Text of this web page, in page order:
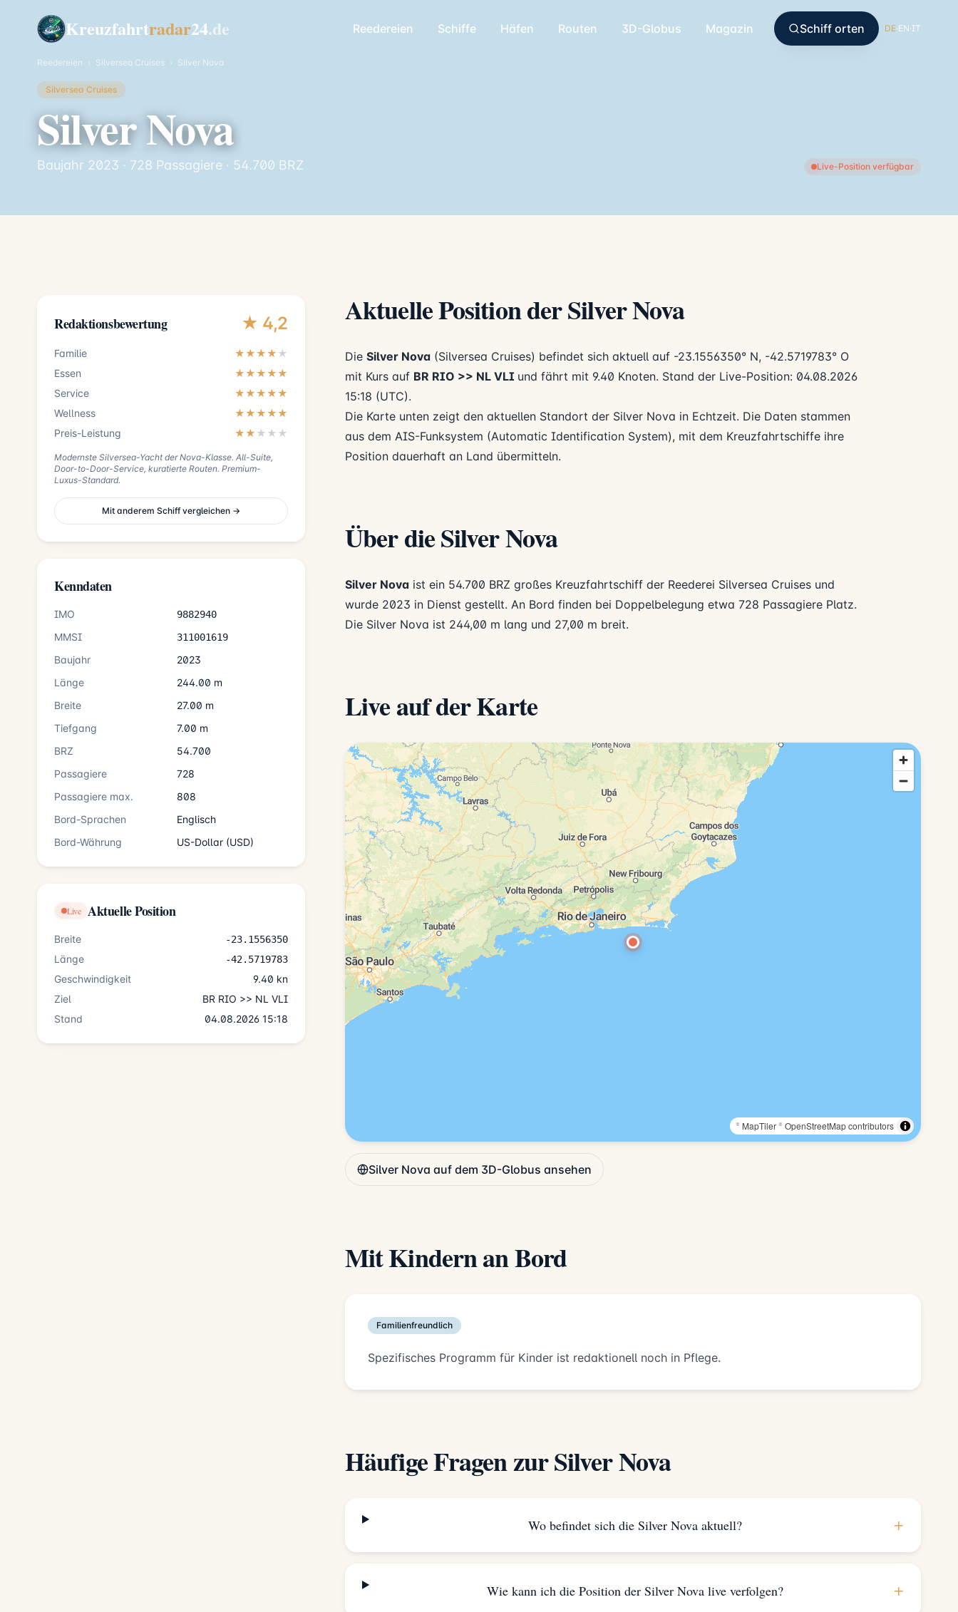
Kreuzfahrtradar24.de Reedereien Schiffe Häfen Routen 3D-Globus Magazin Schiff orten DE·EN·IT
Reedereien › Silversea Cruises › Silver Nova
Silversea Cruises
Silver Nova
Baujahr 2023 · 728 Passagiere · 54.700 BRZ Live-Position verfügbar
Redaktionsbewertung ★ 4,2
Familie ★★★★ ★
Essen
★★★★★
Service
★★★★★
Wellness
★★★★★
Preis-Leistung
★★ ★ ★ ★
Modernste Silversea-Yacht der Nova-Klasse. All-Suite,
Door-to-Door-Service, kuratierte Routen. Premium-
Luxus-Standard.
Mit anderem Schiff vergleichen →
Kenndaten
IMO 9882940
MMSI 311001619
Baujahr
2023
Länge
244.00 m
Breite
27.00 m
Tiefgang
7.00 m
BRZ
54.700
Passagiere
728
Passagiere max.
808
Bord-Sprachen
Englisch
Bord-Währung
US-Dollar (USD)
Live Aktuelle Position
Breite -23.1556350
Länge -42.5719783
Geschwindigkeit
9.40 kn
Ziel
BR RIO >> NL VLI
Stand
04.08.2026 15:18
Aktuelle Position der Silver Nova
Die Silver Nova (Silversea Cruises) befindet sich aktuell auf -23.1556350° N, -42.5719783° O
mit Kurs auf BR RIO >> NL VLI und fährt mit 9.40 Knoten. Stand der Live-Position: 04.08.2026
15:18 (UTC).
Die Karte unten zeigt den aktuellen Standort der Silver Nova in Echtzeit. Die Daten stammen
aus dem AIS-Funksystem (Automatic Identification System), mit dem Kreuzfahrtschiffe ihre
Position dauerhaft an Land übermitteln.
Über die Silver Nova
Silver Nova ist ein 54.700 BRZ großes Kreuzfahrtschiff der Reederei Silversea Cruises und
wurde 2023 in Dienst gestellt. An Bord finden bei Doppelbelegung etwa 728 Passagiere Platz.
Die Silver Nova ist 244,00 m lang und 27,00 m breit.
Live auf der Karte
© MapTiler© OpenStreetMap contributors
Silver Nova auf dem 3D-Globus ansehen
Mit Kindern an Bord
Familienfreundlich
Spezifisches Programm für Kinder ist redaktionell noch in Pflege.
Häufige Fragen zur Silver Nova
Wo befindet sich die Silver Nova aktuell? +
Wie kann ich die Position der Silver Nova live verfolgen? +